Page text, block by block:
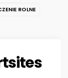
ROLNE